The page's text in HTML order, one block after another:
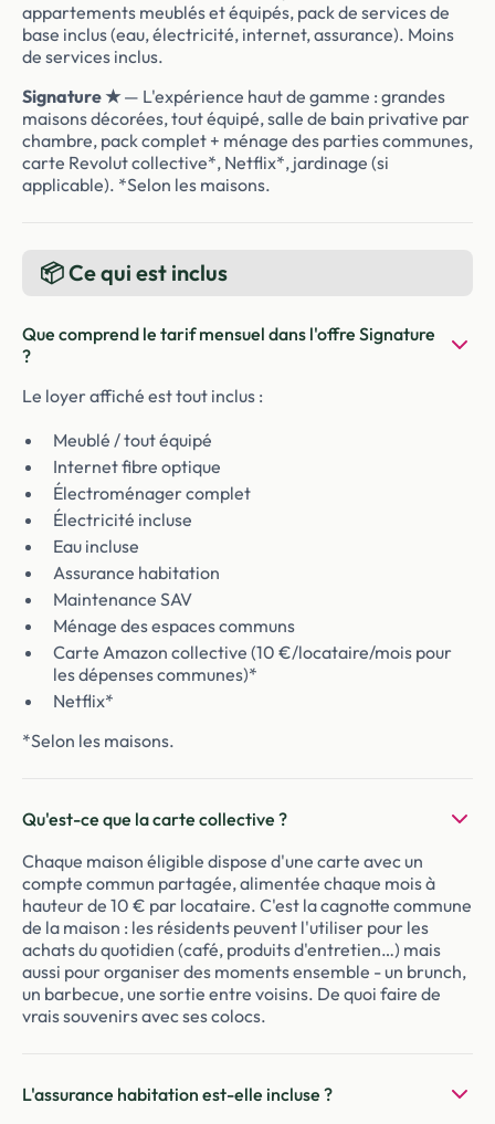
appartements meublés et équipés, pack de services de
base inclus (eau, électricité, internet, assurance). Moins
de services inclus.
Signature ★— L'expérience haut de gamme : grandes
maisons décorées, tout équipé, salle de bain privative par
chambre, pack complet + ménage des parties communes,
carte Revolut collective*, Netflix*, jardinage (si
applicable). *Selon les maisons.
📦 Ce qui est inclus
Que comprend le tarif mensuel dans l'offre Signature
?
Le loyer affiché est tout inclus :
Meublé / tout équipé
Internet fibre optique
Électroménager complet
Électricité incluse
Eau incluse
Assurance habitation
Maintenance SAV
Ménage des espaces communs
Carte Amazon collective (10 €/locataire/mois pour
les dépenses communes)*
Netflix*
*Selon les maisons.
Qu'est-ce que la carte collective ?
Chaque maison éligible dispose d'une carte avec un
compte commun partagée, alimentée chaque mois à
hauteur de 10 € par locataire. C'est la cagnotte commune
de la maison : les résidents peuvent l'utiliser pour les
achats du quotidien (café, produits d'entretien…) mais
aussi pour organiser des moments ensemble - un brunch,
un barbecue, une sortie entre voisins. De quoi faire de
vrais souvenirs avec ses colocs.
L'assurance habitation est-elle incluse ?